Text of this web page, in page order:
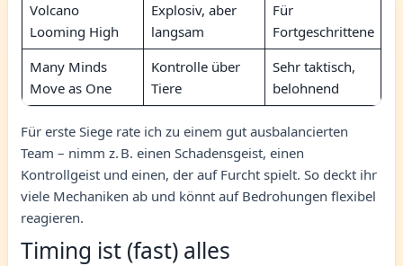
Volcano
Looming High
Explosiv, aber
langsam
Für
Fortgeschrittene
Many Minds
Move as One
Kontrolle über
Tiere
Sehr taktisch,
belohnend
Für erste Siege rate ich zu einem gut ausbalancierten
Team – nimm z. B. einen Schadensgeist, einen
Kontrollgeist und einen, der auf Furcht spielt. So deckt ihr
viele Mechaniken ab und könnt auf Bedrohungen flexibel
reagieren.
Timing ist (fast) alles